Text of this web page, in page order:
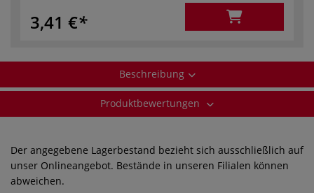
3,41 €
Beschreibung
Produktbewertungen
Der angegebene Lagerbestand bezieht sich ausschließlich auf
unser Onlineangebot. Bestände in unseren Filialen können
abweichen.